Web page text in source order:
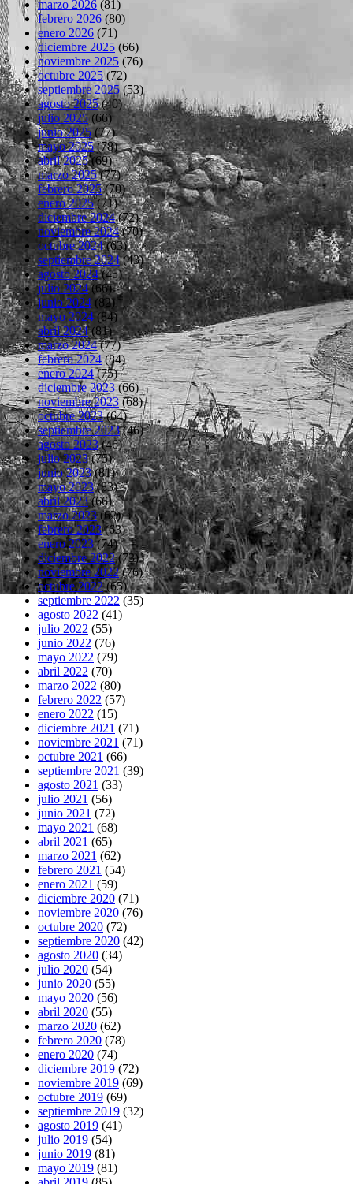
marzo 2026 (81)
febrero 2026 (80)
enero 2026 (71)
diciembre 2025 (66)
noviembre 2025 (76)
octubre 2025(72)
septiembre 2025(53)
agosto 2025(40)
julio 2025(66)
junio 2025 (77)
mayo 2025(78)
abril 2025(69)
marzo 2025(77)
febrero 2025(70)
enero 2025(71)
diciembre 2024(72)
noviembre 2024(70)
octubre 2024(63)
septiembre 2024(43)
agosto 2024(45)
julio 2024(66)
junio 2024 (82)
mayo 2024 (84)
abril 2024(81)
marzo 2024(77)
febrero 2024(84)
enero 2024(75)
diciembre 2023(66)
noviembre 2023(68)
octubre 2023(64)
septiembre 2023(46)
agosto 2023(46)
julio 2023(75)
junio 2023(81)
mayo 2023(83)
abril 2023(66)
marzo 2023(62)
febrero 2023(63)
enero 2023(74)
diciembre 2022(73)
noviembre 2022(76)
octubre 2022(65)
septiembre 2022 (35)
agosto 2022 (41)
julio 2022 (55)
junio 2022 (76)
mayo 2022 (79)
abril 2022 (70)
marzo 2022 (80)
febrero 2022 (57)
enero 2022 (15)
diciembre 2021 (71)
noviembre 2021 (71)
octubre 2021 (66)
septiembre 2021 (39)
agosto 2021 (33)
julio 2021 (56)
junio 2021 (72)
mayo 2021 (68)
abril 2021 (65)
marzo 2021 (62)
febrero 2021 (54)
enero 2021 (59)
diciembre 2020 (71)
noviembre 2020 (76)
octubre 2020 (72)
septiembre 2020 (42)
agosto 2020 (34)
julio 2020 (54)
junio 2020 (55)
mayo 2020 (56)
abril 2020 (55)
marzo 2020 (62)
febrero 2020 (78)
enero 2020 (74)
diciembre 2019 (72)
noviembre 2019 (69)
octubre 2019 (69)
septiembre 2019 (32)
agosto 2019 (41)
julio 2019 (54)
junio 2019 (81)
mayo 2019 (81)